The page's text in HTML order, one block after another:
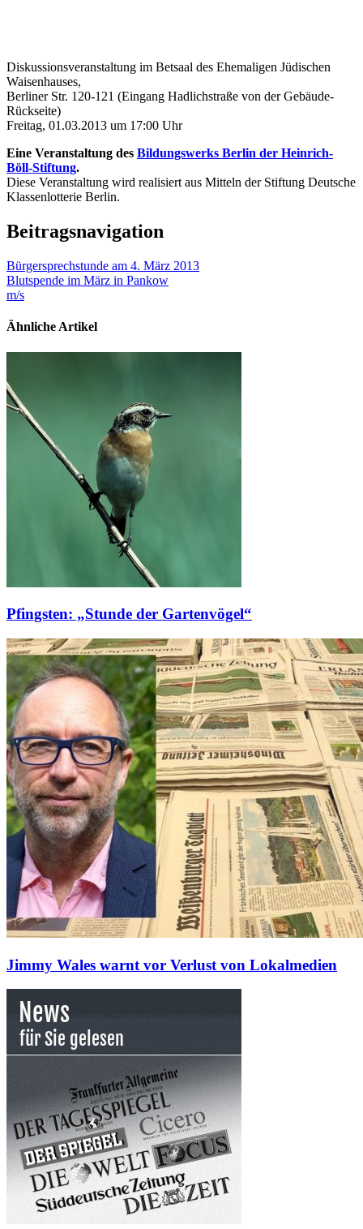
Diskussionsveranstaltung im Betsaal des Ehemaligen Jüdischen
Waisenhauses,
Berliner Str. 120-121 (Eingang Hadlichstraße von der Gebäude-
Rückseite)
Freitag, 01.03.2013 um 17:00 Uhr
Eine Veranstaltung des Bildungswerks Berlin der Heinrich-
Böll-Stiftung.
Diese Veranstaltung wird realisiert aus Mitteln der Stiftung Deutsche
Klassenlotterie Berlin.
Beitragsnavigation
Bürgersprechstunde am 4. März 2013
Blutspende im März in Pankow
m/s
Ähnliche Artikel
Pfingsten: „Stunde der Gartenvögel“
Jimmy Wales warnt vor Verlust von Lokalmedien